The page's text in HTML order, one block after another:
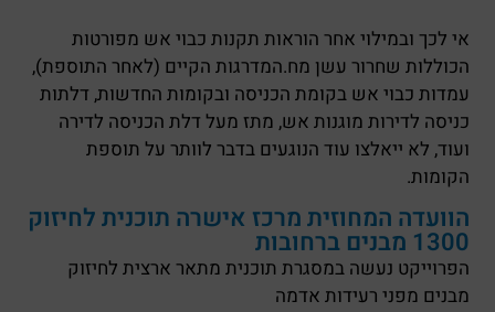
אי לכך ובמילוי אחר הוראות תקנות כבוי אש מפורטות
הכוללות שחרור עשן מח.המדרגות הקיים (לאחר התוספת),
עמדות כבוי אש בקומת הכניסה ובקומות החדשות, דלתות
כניסה לדירות מוגנות אש, מתז מעל דלת הכניסה לדירה
ועוד, לא ייאלצו עוד הנוגעים בדבר לוותר על תוספת
הקומות.
הוועדה המחוזית מרכז אישרה תוכנית לחיזוק
1300 מבנים ברחובות
הפרוייקט נעשה במסגרת תוכנית מתאר ארצית לחיזוק
מבנים מפני רעידות אדמה